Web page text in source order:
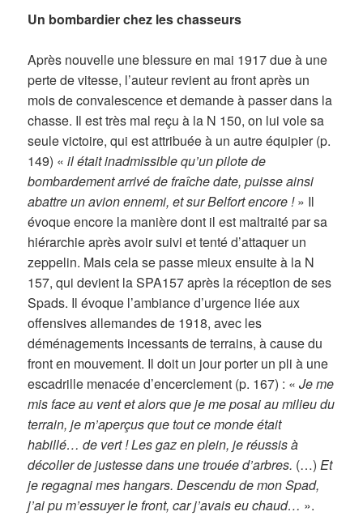
Un bombardier chez les chasseurs
Après nouvelle une blessure en mai 1917 due à une
perte de vitesse, l’auteur revient au front après un
mois de convalescence et demande à passer dans la
chasse. Il est très mal reçu à la N 150, on lui vole sa
seule victoire, qui est attribuée à un autre équipier (p.
149) « il était inadmissible qu’un pilote de
bombardement arrivé de fraîche date, puisse ainsi
abattre un avion ennemi, et sur Belfort encore !» Il
évoque encore la manière dont il est maltraité par sa
hiérarchie après avoir suivi et tenté d’attaquer un
zeppelin. Mais cela se passe mieux ensuite à la N
157, qui devient la SPA157 après la réception de ses
Spads. Il évoque l’ambiance d’urgence liée aux
offensives allemandes de 1918, avec les
déménagements incessants de terrains, à cause du
front en mouvement. Il doit un jour porter un pli à une
escadrille menacée d’encerclement (p. 167) : «Je me
mis face au vent et alors que je me posai au milieu du
terrain, je m’aperçus que tout ce monde était
habillé… de vert ! Les gaz en plein, je réussis à
décoller de justesse dans une trouée d’arbres. (…)Et
je regagnai mes hangars. Descendu de mon Spad,
j’ai pu m’essuyer le front, car j’avais eu chaud… ».